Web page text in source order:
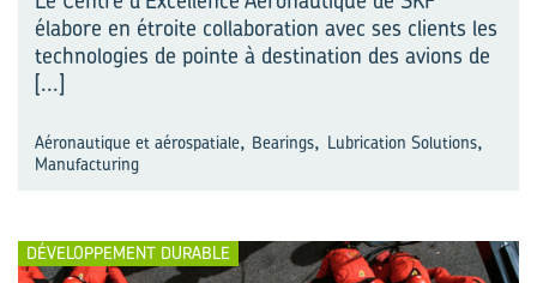
élabore en étroite collaboration avec ses clients les
technologies de pointe à destination des avions de
[...]
Aéronautique et aérospatiale, Bearings, Lubrication Solutions,
Manufacturing
DÉVELOPPEMENT DURABLE